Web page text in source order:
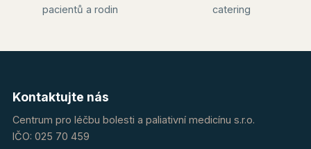
pacientů a rodin
catering
Kontaktujte nás
Centrum pro léčbu bolesti a paliativní medicínu s.r.o.
IČO: 025 70 459